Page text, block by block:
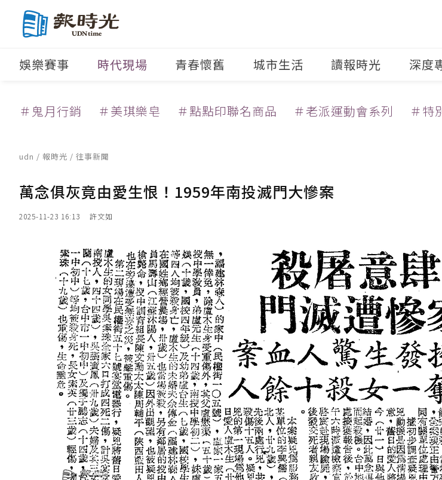
娛樂賽事 時代現場 青春懷舊 城市生活 讀報時光 深度
＃鬼月行銷 ＃美琪樂皂 ＃點點印聯名商品 ＃老派運動會系列 ＃特
udn / 報時光 / 往事新聞
萬念俱灰竟由愛生恨！1959年南投滅門大慘案
2025-11-23 16:13 許文如